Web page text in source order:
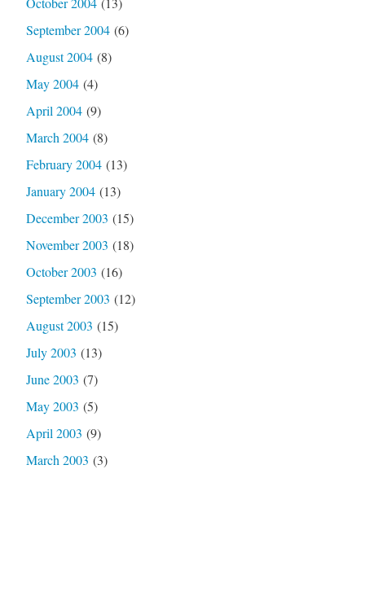
September 2004(6)
August 2004(8)
May 2004(4)
April 2004(9)
March 2004(8)
February 2004(13)
January 2004(13)
December 2003 (15)
November 2003 (18)
October 2003 (16)
September 2003 (12)
August 2003 (15)
July 2003 (13)
June 2003 (7)
May 2003 (5)
April 2003 (9)
March 2003 (3)